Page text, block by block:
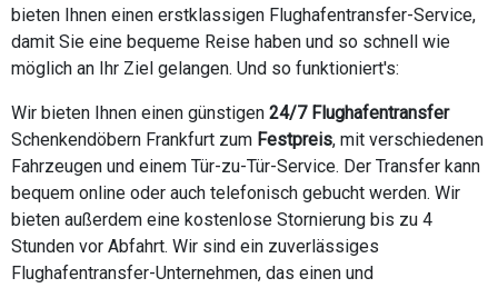
bieten Ihnen einen erstklassigen Flughafentransfer-Service,
damit Sie eine bequeme Reise haben und so schnell wie
möglich an Ihr Ziel gelangen. Und so funktioniert's:
Wir bieten Ihnen einen günstigen 24/7 Flughafentransfer
Schenkendöbern Frankfurt zum Festpreis, mit verschiedenen
Fahrzeugen und einem Tür-zu-Tür-Service. Der Transfer kann
bequem online oder auch telefonisch gebucht werden. Wir
bieten außerdem eine kostenlose Stornierung bis zu 4
Stunden vor Abfahrt. Wir sind ein zuverlässiges
Flughafentransfer-Unternehmen, das einen und